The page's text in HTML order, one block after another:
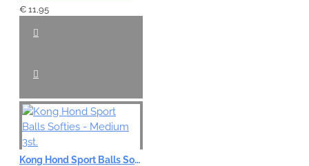
€ 11,95
Kong Hond Sport Balls Softies - Medium 3st.